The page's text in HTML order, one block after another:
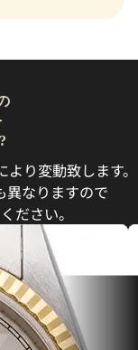
り変動致します。
異なりますので
ださい。